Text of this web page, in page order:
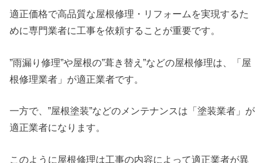
適正価格で高品質な屋根修理・リフォームを実現するた
めに専門業者に工事を依頼することが重要です。
”雨漏り修理”や屋根の”葺き替え”などの屋根修理は、「屋
根修理業者」が適正業者です。
一方で、”屋根塗装”などのメンテナンスは「塗装業者」が
適正業者になります。
このように屋根修理は工事の内容によって適正業者が異